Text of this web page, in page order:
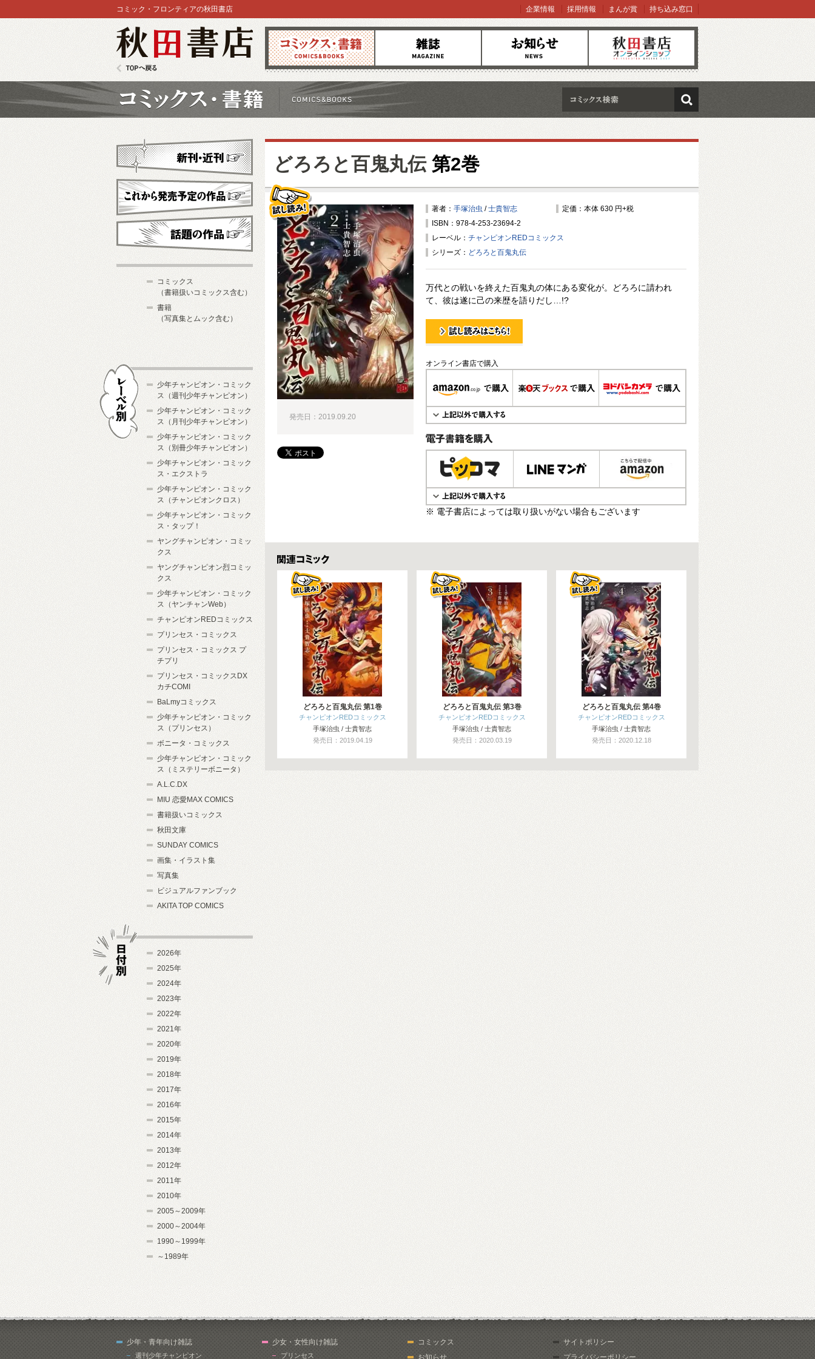
コミックス 雑誌 お知らせ オンラインショップ
コミック・フロンティアの秋田書店 企業情報 採用情報 まんが賞 持ち込み窓口
検索
どろろと百鬼丸伝第2巻
著者： 手塚治虫 /士貴智志
定価：本体 630 円+税
ISBN：978-4-253-23694-2
レーベル： チャンピオンREDコミックス
シリーズ： どろろと百鬼丸伝
万代との戦いを終えた百鬼丸の体にある変化が。どろろに請われ
て、彼は遂に己の来歴を語りだし…!?
試し読み！
オンライン書店で購入
電子書籍で購入
※ 電子書店によっては取り扱いがない場合もございます
発売日：2019.09.20
関連コミックス
どろろと百鬼丸伝 第1巻
チャンピオンREDコミックス
手塚治虫 / 士貴智志
発売日：2019.04.19
どろろと百鬼丸伝 第3巻
チャンピオンREDコミックス
手塚治虫 / 士貴智志
発売日：2020.03.19
どろろと百鬼丸伝 第4巻
チャンピオンREDコミックス
手塚治虫 / 士貴智志
発売日：2020.12.18
新刊・近刊
これから発売予定
コミックス
（書籍扱いコミックス含む）
書籍
（写真集とムック含む）
少年チャンピオン・コミック
ス（週刊少年チャンピオン）
少年チャンピオン・コミック
ス（月刊少年チャンピオン）
少年チャンピオン・コミック
ス（別冊少年チャンピオン）
少年チャンピオン・コミック
ス・エクストラ
少年チャンピオン・コミック
ス（チャンピオンクロス）
少年チャンピオン・コミック
ス・タップ！
ヤングチャンピオン・コミッ
クス
ヤングチャンピオン烈コミッ
クス
少年チャンピオン・コミック
ス（ヤンチャンWeb）
チャンピオンREDコミックス
プリンセス・コミックス
プリンセス・コミックス プ
チプリ
プリンセス・コミックスDX
カチCOMI
BaLmyコミックス
少年チャンピオン・コミック
ス（プリンセス）
ボニータ・コミックス
少年チャンピオン・コミック
ス（ミステリーボニータ）
A.L.C.DX
MIU 恋愛MAX COMICS
書籍扱いコミックス
秋田文庫
SUNDAY COMICS
画集・イラスト集
写真集
ビジュアルファンブック
AKITA TOP COMICS
2026年
2025年
2024年
2023年
2022年
2021年
2020年
2019年
2018年
2017年
2016年
2015年
2014年
2013年
2012年
2011年
2010年
2005～2009年
2000～2004年
1990～1999年
～1989年
少年・青年向け雑誌
週刊少年チャンピオン
少女・女性向け雑誌
プリンセス
コミックス
お知らせ
サイトポリシー
プライバシーポリシー